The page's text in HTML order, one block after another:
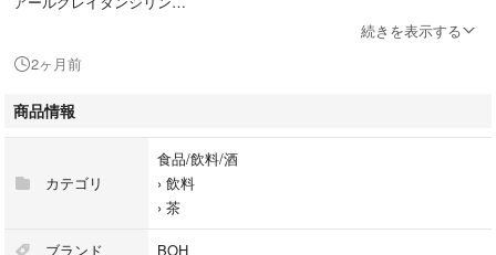
賞味期限 2027年4月〜2028年4月
詳細の賞味期限は２枚目の画像にて記載がございます。ご確認ください。
お送りする商品は1枚目の画像に写っている個包装のティーバッグになり
ます。
ご覧いただきありがとうございます。
続きを表示する
2ヶ月前
商品情報
カテゴリ
食品/飲料/酒
› 飲料
› 茶
ブランド BOH